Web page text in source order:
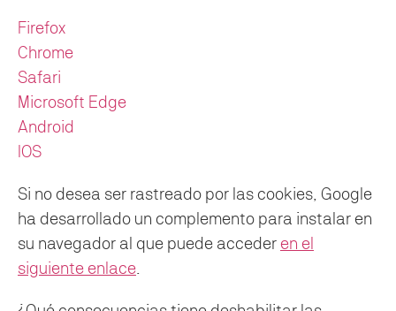
Firefox
Chrome
Safari
Microsoft Edge
Android
IOS
Si no desea ser rastreado por las cookies, Google
ha desarrollado un complemento para instalar en
su navegador al que puede accederen el
siguiente enlace